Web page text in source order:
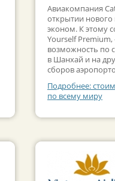
Авиакомпания
открытии
эконом. К этому
Yourself
возможность по
в Шанхай и на
сборов
Подробнее:
по всему миру